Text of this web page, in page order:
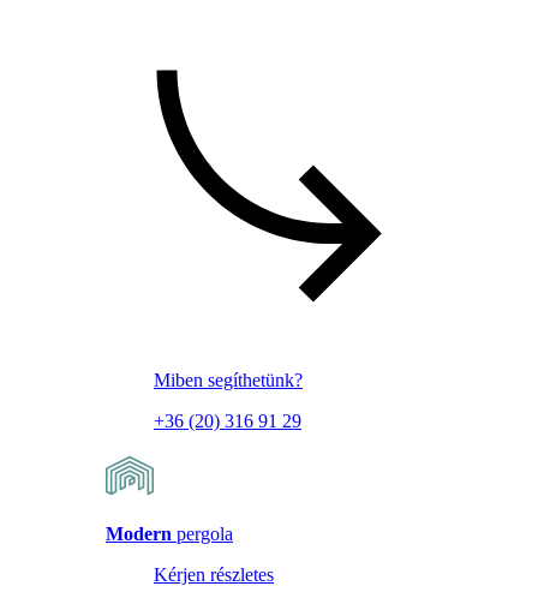
Miben segíthetünk?
+36 (20) 316 91 29
Modern pergola
Kérjen részletes